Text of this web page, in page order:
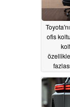
ofis